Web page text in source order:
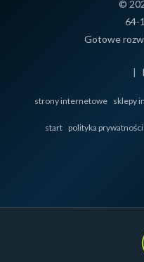
©
64-
Gotowe
|
strony internetowe sklepy
start polityka prywatności